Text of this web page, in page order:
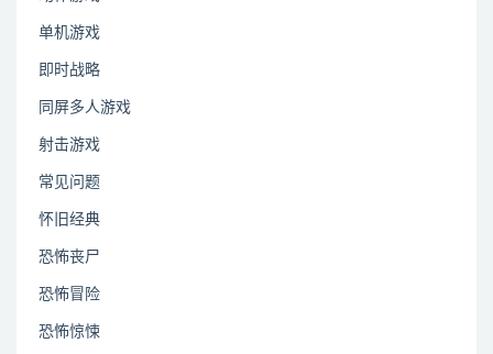
单机游戏
即时战略
同屏多人游戏
射击游戏
常见问题
怀旧经典
恐怖丧尸
恐怖冒险
恐怖惊悚